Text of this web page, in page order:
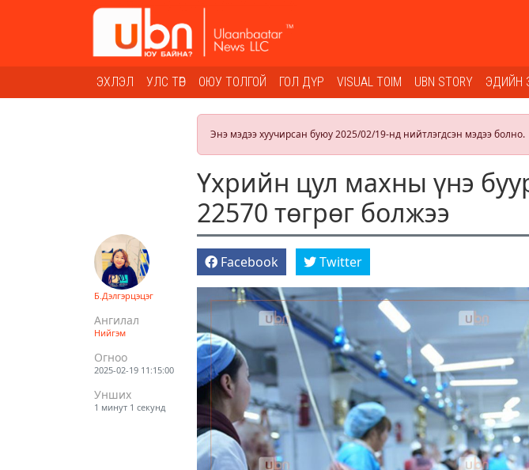
ЭХЛЭЛ УЛС ТӨР ОЮУ ТОЛГОЙ ГОЛ ДҮР VISUAL TOIM UBN STORY ЭДИЙН
Энэ мэдээ хуучирсан буюу 2025/02/19-нд нийтлэгдсэн мэдээ болно.
Үхрийн цул махны үнэ
22570 төгрөг болжээ
Б.Дэлгэрцэцэг
Ангилал
Нийгэм
Огноо
2025-02-19 11:15:00
Унших
1 минут 1 секунд
Facebook Twitter